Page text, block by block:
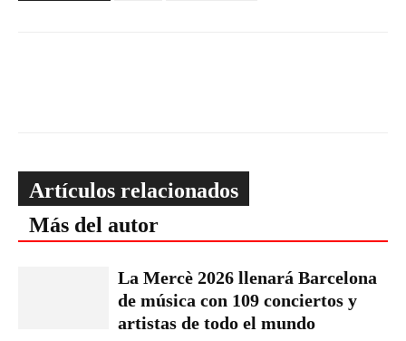
Artículos relacionados
Más del autor
La Mercè 2026 llenará Barcelona
de música con 109 conciertos y
artistas de todo el mundo